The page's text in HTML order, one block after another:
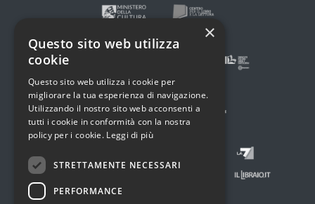
×
Questo sito web utilizza
cookie
Questo sito web utilizza i cookie per
migliorare la tua esperienza di navigazione.
Utilizzando il nostro sito web acconsenti a
tutti i cookie in conformità con la nostra
policy per i cookie. Leggi di più
STRETTAMENTE NECESSARI
PERFORMANCE